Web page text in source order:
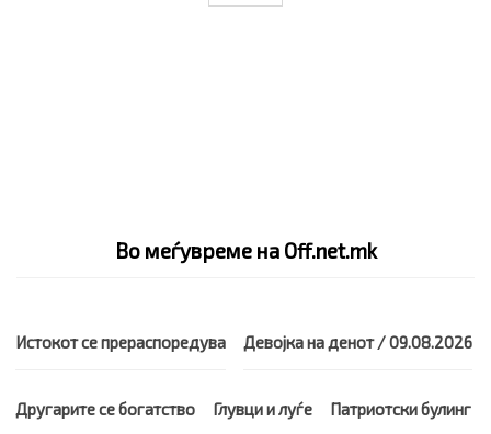
Во меѓувреме на Off.net.mk
Истокот се прераспоредува Девојка на денот / 09.08.2026
Другарите се богатство Глувци и луѓе Патриотски булинг